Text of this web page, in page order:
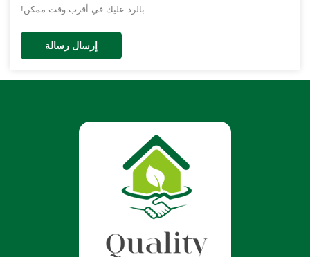
بالرد عليك في أقرب وقت ممكن!
إرسال رسالة